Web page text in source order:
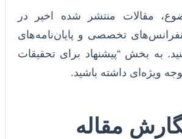
مقالات منتشر شده اخیر در
تخصصی و پایان‌نامه‌های
به بخش “پیشنهاد برای تحقیقات
ویژه‌ای داشته باشید.
مقاله